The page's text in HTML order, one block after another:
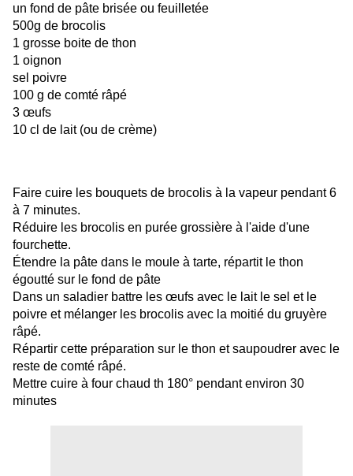
un fond de pâte brisée ou feuilletée
500g de brocolis
1 grosse boite de thon
1 oignon
sel poivre
100 g de comté râpé
3 œufs
10 cl de lait (ou de crème)
Faire cuire les bouquets de brocolis à la vapeur pendant 6
à 7 minutes.
Réduire les brocolis en purée grossière à l'aide d'une
fourchette.
Étendre la pâte dans le moule à tarte, répartit le thon
égoutté sur le fond de pâte
Dans un saladier battre les œufs avec le lait le sel et le
poivre et mélanger les brocolis avec la moitié du gruyère
râpé.
Répartir cette préparation sur le thon et saupoudrer avec le
reste de comté râpé.
Mettre cuire à four chaud th 180° pendant environ 30
minutes